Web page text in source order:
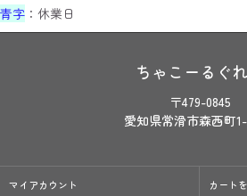
青字 ：休業日
ちゃこーるぐ
〒479-0845
愛知県常滑市森西町1-
マイアカウント カート